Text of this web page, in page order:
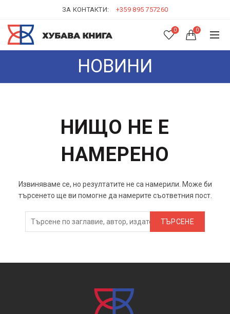
ЗА КОНТАКТИ: +359 895 757260
0 0
НОВИНИ
НИЩО НЕ Е
НАМЕРЕНО
Извиняваме се, но резултатите не са намерили. Може би
търсенето ще ви помогне да намерите съответния пост.
ТЪРСЕНЕ